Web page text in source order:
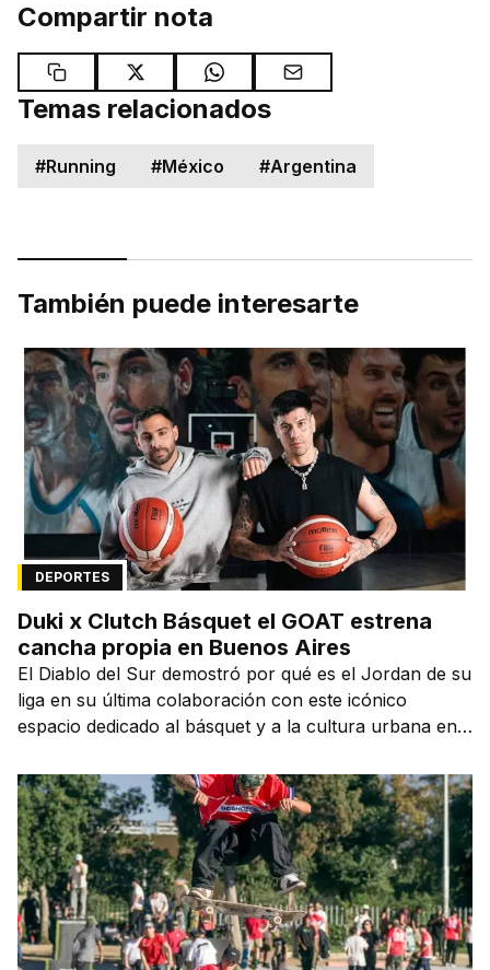
Compartir nota
Temas relacionados
#Running #México #Argentina
También puede interesarte
DEPORTES
Duki x Clutch Básquet el GOAT estrena
cancha propia en Buenos Aires
El Diablo del Sur demostró por qué es el Jordan de su
liga en su última colaboración con este icónico
espacio dedicado al básquet y a la cultura urbana en